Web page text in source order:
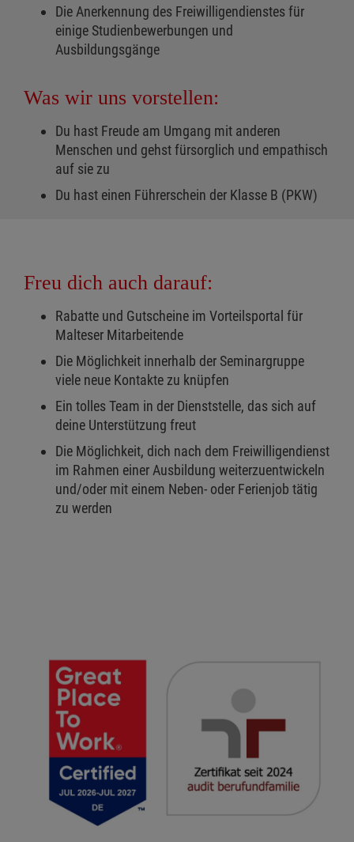
Die Anerkennung des Freiwilligendienstes für
einige Studienbewerbungen und
Ausbildungsgänge
Was wir uns vorstellen:
Du hast Freude am Umgang mit anderen
Menschen und gehst fürsorglich und empathisch
auf sie zu
Du hast einen Führerschein der Klasse B (PKW)
Freu dich auch darauf:
Rabatte und Gutscheine im Vorteilsportal für
Malteser Mitarbeitende
Die Möglichkeit innerhalb der Seminargruppe
viele neue Kontakte zu knüpfen
Ein tolles Team in der Dienststelle, das sich auf
deine Unterstützung freut
Die Möglichkeit, dich nach dem Freiwilligendienst
im Rahmen einer Ausbildung weiterzuentwickeln
und/oder mit einem Neben- oder Ferienjob tätig
zu werden